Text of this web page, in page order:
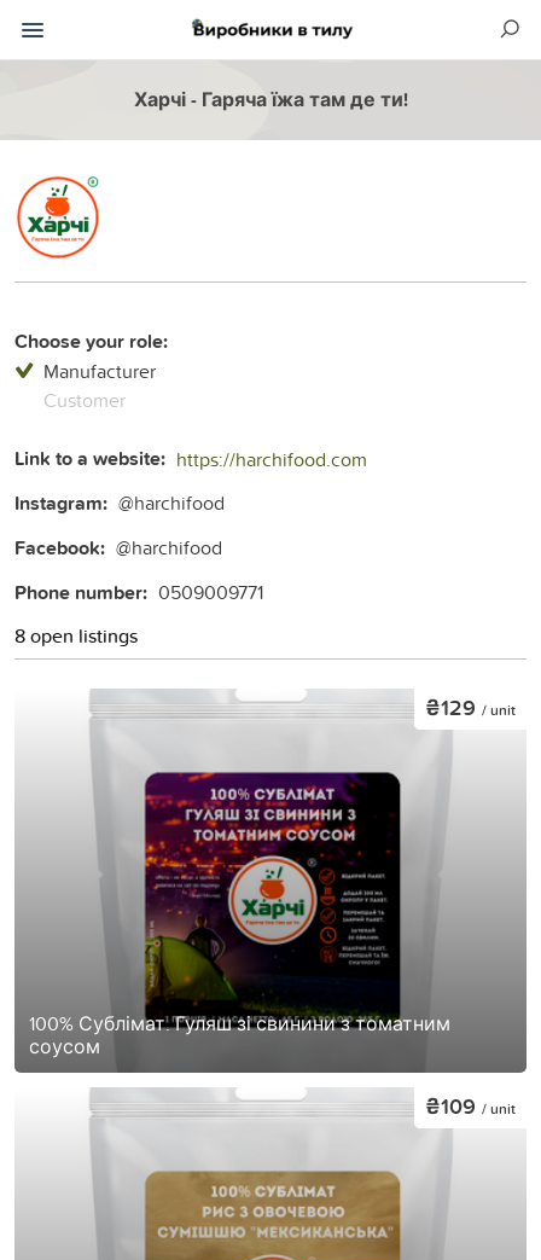
Харчі - Гаряча їжа там де ти!
Choose your role:
Manufacturer
Customer
Link to a website: https://harchifood.com
Instagram: @harchifood
Facebook: @harchifood
Phone number: 0509009771
8 open listings
100% Сублімат. Гуляш зі свинини з томатним
соусом
₴129 / unit
₴109 / unit